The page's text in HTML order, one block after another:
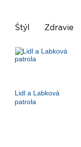
Štýl Zdravie
Lidl a Labková
patrola